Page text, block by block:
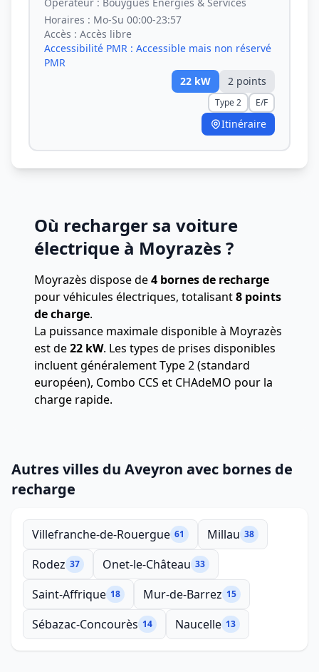
Horaires : Mo-Su 00:00-23:57
Accès : Accès libre
Accessibilité PMR : Accessible mais non réservé
PMR
22 kW 2 points
Type 2 E/F
Itinéraire
Où recharger sa voiture
électrique à Moyrazès ?
Moyrazès dispose de4 bornes de recharge
pour véhicules électriques, totalisant8 points
de charge.
La puissance maximale disponible à Moyrazès
est de22 kW. Les types de prises disponibles
incluent généralement Type 2 (standard
européen), Combo CCS et CHAdeMO pour la
charge rapide.
Autres villes du Aveyron avec bornes de
recharge
Villefranche-de-Rouergue 61 Millau 38
Rodez 37 Onet-le-Château 33
Saint-Affrique 18 Mur-de-Barrez 15
Sébazac-Concourès 14 Naucelle 13